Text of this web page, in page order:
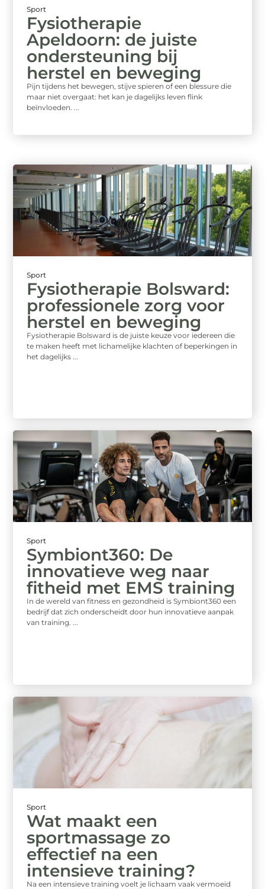
Sport
Fysiotherapie
Apeldoorn: de juiste
ondersteuning bij
herstel en beweging
Pijn tijdens het bewegen, stijve spieren of een blessure die
maar niet overgaat: het kan je dagelijks leven flink
beïnvloeden. ...
Sport
Fysiotherapie Bolsward:
professionele zorg voor
herstel en beweging
Fysiotherapie Bolsward is de juiste keuze voor iedereen die
te maken heeft met lichamelijke klachten of beperkingen in
het dagelijks ...
Sport
Symbiont360: De
innovatieve weg naar
fitheid met EMS training
In de wereld van fitness en gezondheid is Symbiont360 een
bedrijf dat zich onderscheidt door hun innovatieve aanpak
van training. ...
Sport
Wat maakt een
sportmassage zo
effectief na een
intensieve training?
Na een intensieve training voelt je lichaam vaak vermoeid